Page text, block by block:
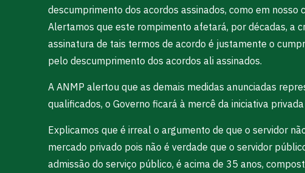
descumprimento dos acordos assinados, como em
Alertamos que este rompimento afetará, por décadas, a
assinatura de tais termos de acordo é justamente o
pelo descumprimento dos acordos ali assinados.
A ANMP alertou que as demais medidas anunciadas
qualificados, o Governo ficará à mercê da iniciativa
Explicamos que é irreal o argumento de que o servidor
mercado privado pois não é verdade que o servidor
admissão do serviço público, é acima de 35 anos,